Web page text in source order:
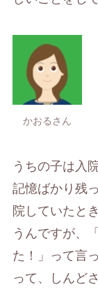
かおるさん
うちの子は入
記憶ばかり残
院していたと
うんですが、
た！」って言
って、しんど